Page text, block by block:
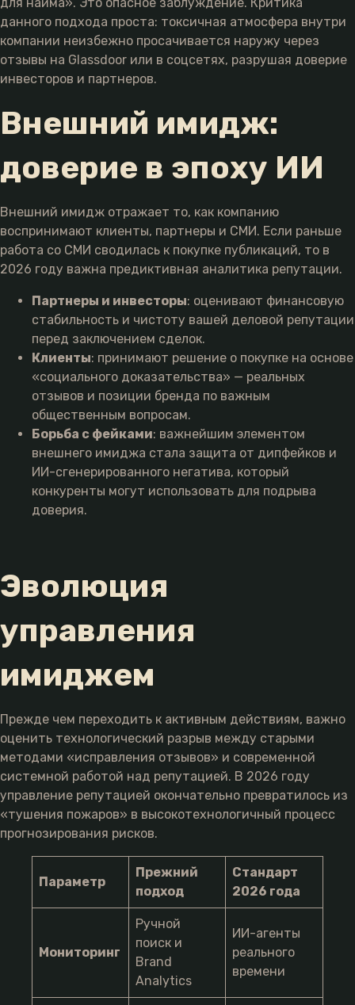
данного подхода проста: токсичная атмосфера внутри
компании неизбежно просачивается наружу через
отзывы на Glassdoor или в соцсетях, разрушая доверие
инвесторов и партнеров.
Внешний имидж:
доверие в эпоху ИИ
Внешний имидж отражает то, как компанию
воспринимают клиенты, партнеры и СМИ. Если раньше
работа со СМИ сводилась к покупке публикаций, то в
2026 году важна предиктивная аналитика репутации.
Партнеры и инвесторы: оценивают финансовую
стабильность и чистоту вашей деловой репутации
перед заключением сделок.
Клиенты: принимают решение о покупке на основе
«социального доказательства» — реальных
отзывов и позиции бренда по важным
общественным вопросам.
Борьба с фейками: важнейшим элементом
внешнего имиджа стала защита от дипфейков и
ИИ-сгенерированного негатива, который
конкуренты могут использовать для подрыва
доверия.
Эволюция
управления
имиджем
Прежде чем переходить к активным действиям, важно
оценить технологический разрыв между старыми
методами «исправления отзывов» и современной
системной работой над репутацией. В 2026 году
управление репутацией окончательно превратилось из
«тушения пожаров» в высокотехнологичный процесс
прогнозирования рисков.
Параметр
Прежний
подход
Стандарт
2026 года
Мониторинг
Ручной
поиск и
Brand
Analytics
ИИ-агенты
реального
времени